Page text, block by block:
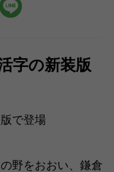
字の新装版
で登場
野をおおい、鎌倉